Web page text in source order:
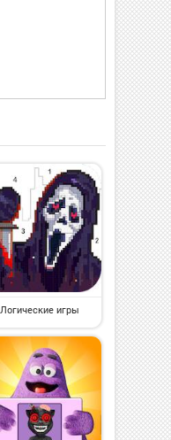
Логические игры